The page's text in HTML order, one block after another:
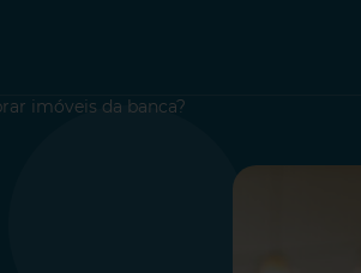
imóveis da banca?